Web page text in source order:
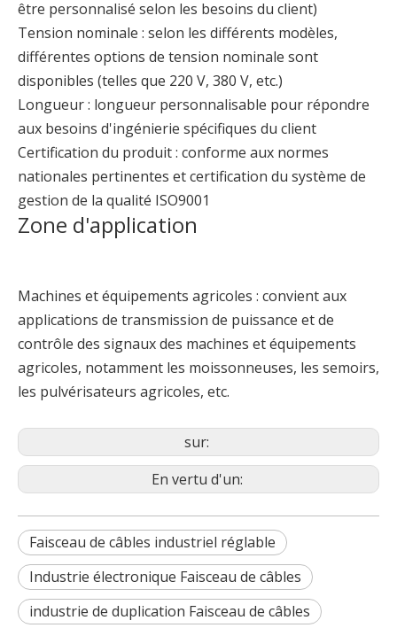
Assemblage de câbles d'usine de faisceaux de câbles professionnels avec connecteurs de haute qualité et fils de cuivre pour machines agricoles Connecteur étanche pour faisceau de câbles de machines agricoles, connecteurs originaux Deutsch TE Molex
Faisceau de câbles OEM de haute qualité pour l'usine de machines de matériel agricole, fourniture directe
être personnalisé selon les besoins du client)
Tension nominale : selon les différents modèles,
différentes options de tension nominale sont
disponibles (telles que 220 V, 380 V, etc.)
Longueur : longueur personnalisable pour répondre
aux besoins d'ingénierie spécifiques du client
Certification du produit : conforme aux normes
nationales pertinentes et certification du système de
gestion de la qualité ISO9001
Zone d'application
Machines et équipements agricoles : convient aux
applications de transmission de puissance et de
contrôle des signaux des machines et équipements
agricoles, notamment les moissonneuses, les semoirs,
les pulvérisateurs agricoles, etc.
sur:
En vertu d'un:
Faisceau de câbles industriel réglable
Industrie électronique Faisceau de câbles
industrie de duplication Faisceau de câbles